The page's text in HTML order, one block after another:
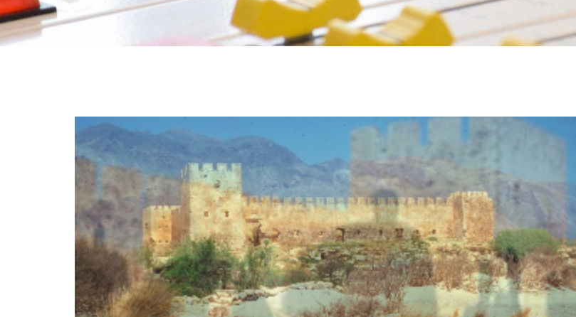
Διαγωνισμοί/Live
Επικοινωνία